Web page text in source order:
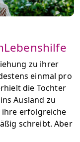
zu ihrer
einmal pro
die Tochter
Ausland zu
ihre erfolgreiche
schreibt. Aber